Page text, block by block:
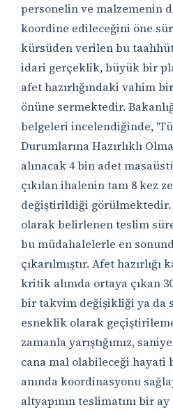
personelin ve malzemenin
koordine edileceğini öne
kürsüden verilen bu
idari gerçeklik, büyük bir
afet hazırlığındaki vahim
önüne sermektedir.
belgeleri incelendiğinde,
Durumlarına Hazırlıklı
alınacak 4 bin adet
çıkılan ihalenin tam 8 kez
değiştirildiği görülmektedir.
olarak belirlenen teslim
bu müdahalelerle en
çıkarılmıştır. Afet hazırlığı
kritik alımda ortaya çıkan
bir takvim değişikliği ya da
esneklik olarak
zamanla yarıştığımız,
cana mal olabileceği hayati
anında koordinasyonu
altyapının teslimatını bir